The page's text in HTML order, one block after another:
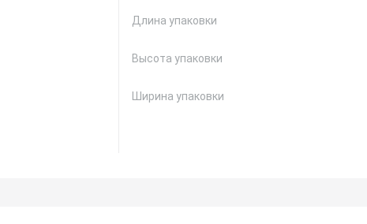
Длина упаковки
Высота упаковки
Ширина упаковки